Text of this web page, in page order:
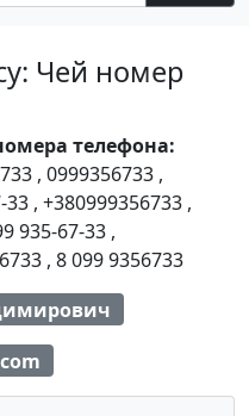
Чей номер
телефона:
, 0999356733 ,
33 , +380999356733 ,
935-67-33 ,
, 8 099 9356733